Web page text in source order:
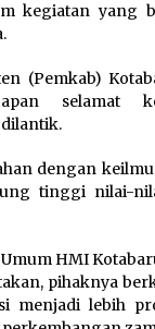
kegiatan yang
(Pemkab)
selamat
dengan
tinggi nilai-
HMI
pihaknya
menjadi lebih